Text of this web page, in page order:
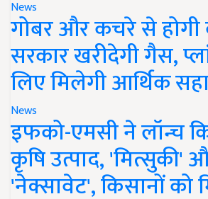
News
गोबर और कचरे से होगी
सरकार खरीदेगी गैस,
लिए मिलेगी आर्थिक
News
इफको-एमसी ने लॉन्च
कृषि उत्पाद, 'मित्सुकी'
'नेक्सावेट', किसानों को